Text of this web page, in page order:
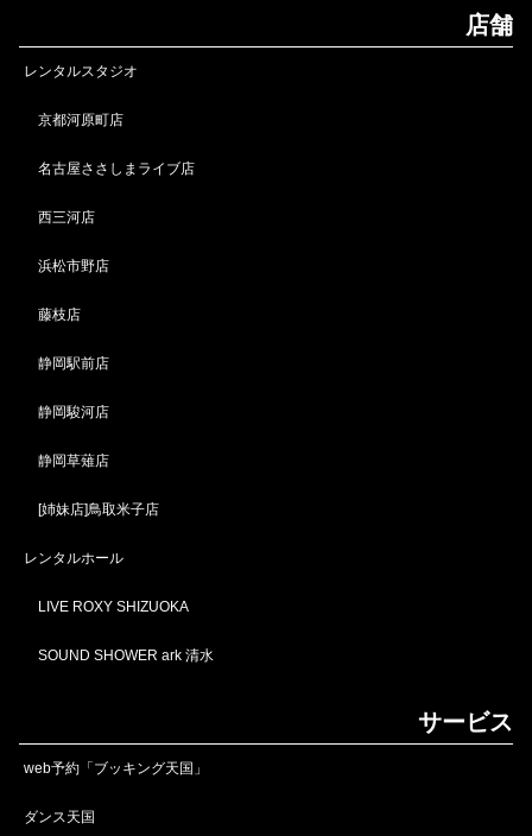
店舗
レンタルスタジオ
京都河原町店
名古屋ささしまライブ店
西三河店
浜松市野店
藤枝店
静岡駅前店
静岡駿河店
静岡草薙店
[姉妹店]鳥取米子店
レンタルホール
LIVE ROXY SHIZUOKA
SOUND SHOWER ark 清水
サービス
web予約「ブッキング天国」
ダンス天国